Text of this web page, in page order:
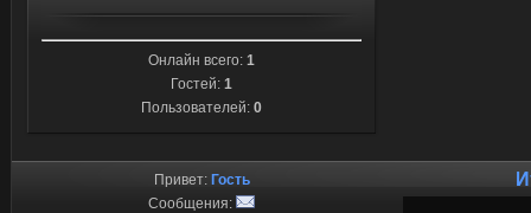
Онлайн всего: 1
Гостей: 1
Пользователей: 0
Привет: Гость
Сообщения: